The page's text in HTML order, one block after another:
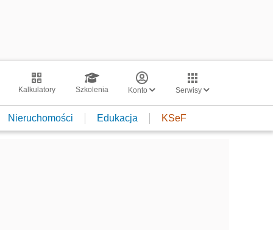
Kalkulatory Szkolenia Konto Serwisy
Nieruchomości Edukacja KSeF